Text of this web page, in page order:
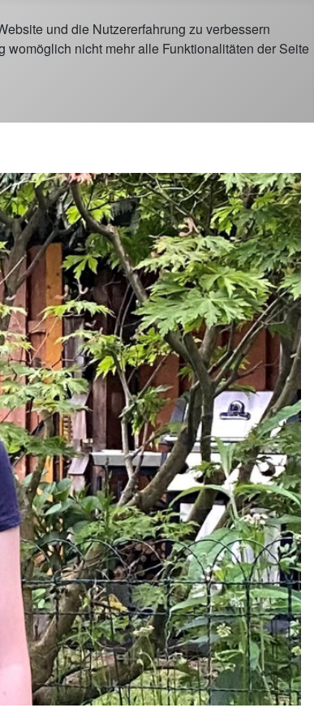
und die Nutzererfahrung zu verbessern
nicht mehr alle Funktionalitäten der Seite